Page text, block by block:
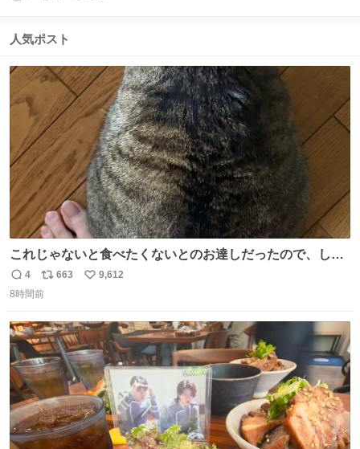
返
数
リ
ス
数
い
人気ポスト
これじゃないと食べたくないとのお達しだったので、しっ
ぽ置き場係になっている
返
信
4
リ
ポ
ト
数
663
い
数
9,612
8時間前